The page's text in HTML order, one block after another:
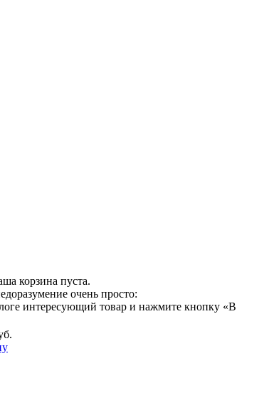
корзина пуста.
очень просто:
интересующий товар и нажмите кнопку «В